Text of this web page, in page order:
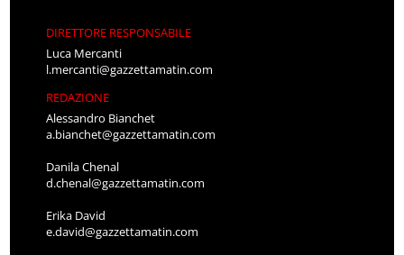
DIRETTORE RESPONSABILE
Luca Mercanti
l.mercanti@gazzettamatin.com
REDAZIONE
Alessandro Bianchet
a.bianchet@gazzettamatin.com
Danila Chenal
d.chenal@gazzettamatin.com
Erika David
e.david@gazzettamatin.com